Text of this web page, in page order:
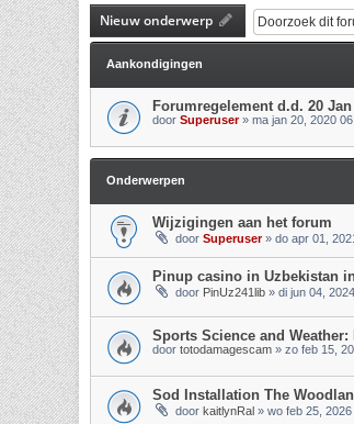
Nieuw onderwerp
Aankondigingen
Forumregelement d.d. 20 Jan
door Superuser» ma jan 20, 2020
Onderwerpen
Wijzigingen aan het forum
door Superuser» do apr 01,
Pinup casino in Uzbekistan
door PinUz241lib » di jun 04,
Sports Science and
door totodamagescam » zo feb 15,
Sod Installation The
door kaitlynRal » wo feb 25,